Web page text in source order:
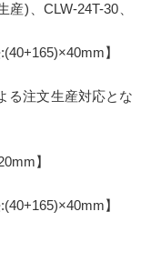
)、CLW-24T-30、
】
る注文生産対応とな
】
】